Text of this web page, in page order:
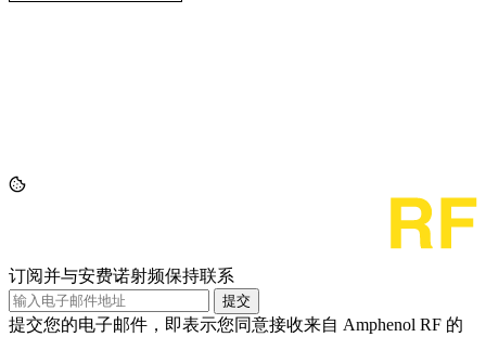
订阅并与安费诺射频保持联系
提交
提交您的电子邮件，即表示您同意接收来自 Amphenol RF 的